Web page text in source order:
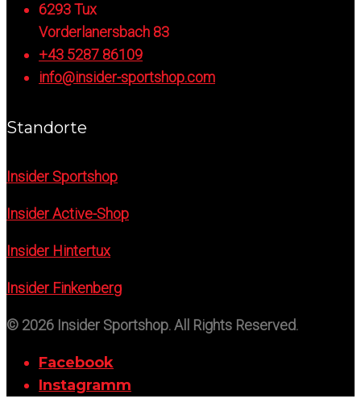
6293 Tux
Vorderlanersbach 83
+43 5287 86109
info@insider-sportshop.com
Standorte
Insider Sportshop
Insider Active-Shop
Insider Hintertux
Insider Finkenberg
© 2026 Insider Sportshop. All Rights Reserved.
Facebook
Instagramm